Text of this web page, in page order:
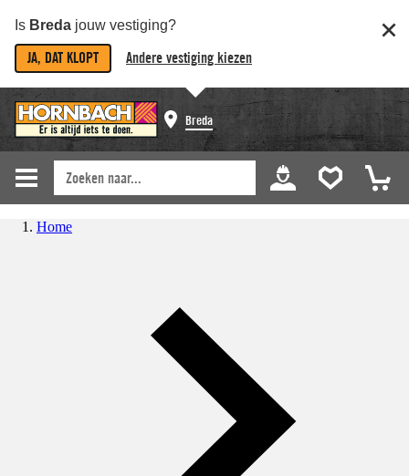
Is Breda jouw vestiging?
JA, DAT KLOPT Andere vestiging kiezen
Breda
Home